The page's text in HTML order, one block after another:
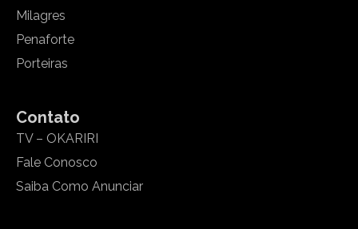
Milagres
Penaforte
Porteiras
Contato
TV – OKARIRI
Fale Conosco
Saiba Como Anunciar